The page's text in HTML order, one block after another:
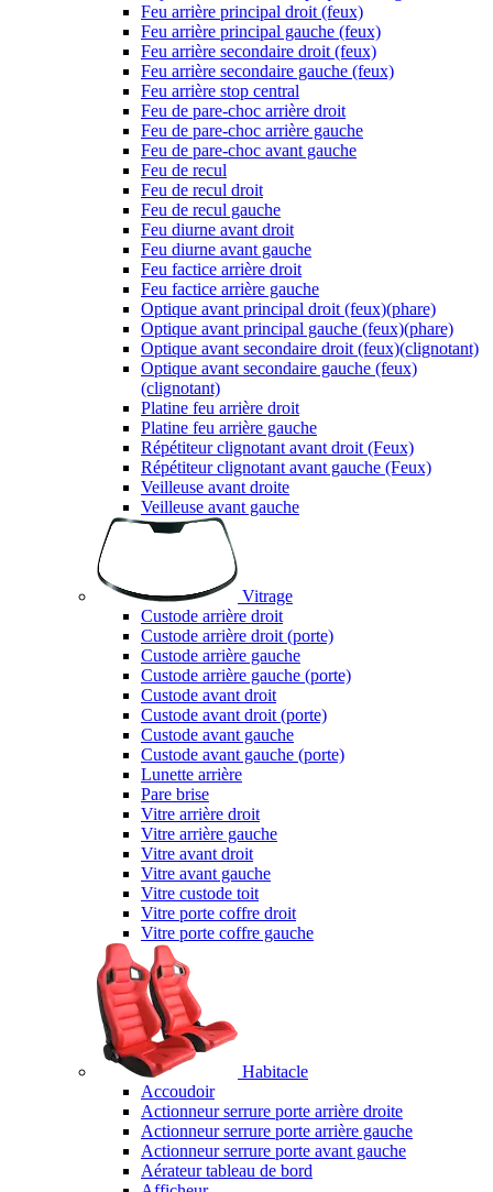
Feu arrière principal droit (feux)
Feu arrière principal gauche (feux)
Feu arrière secondaire droit (feux)
Feu arrière secondaire gauche (feux)
Feu arrière stop central
Feu de pare-choc arrière droit
Feu de pare-choc arrière gauche
Feu de pare-choc avant gauche
Feu de recul
Feu de recul droit
Feu de recul gauche
Feu diurne avant droit
Feu diurne avant gauche
Feu factice arrière droit
Feu factice arrière gauche
Optique avant principal droit (feux)(phare)
Optique avant principal gauche (feux)(phare)
Optique avant secondaire droit (feux)(clignotant)
Optique avant secondaire gauche (feux)
(clignotant)
Platine feu arrière droit
Platine feu arrière gauche
Répétiteur clignotant avant droit (Feux)
Répétiteur clignotant avant gauche (Feux)
Veilleuse avant droite
Veilleuse avant gauche
Vitrage
Custode arrière droit
Custode arrière droit (porte)
Custode arrière gauche
Custode arrière gauche (porte)
Custode avant droit
Custode avant droit (porte)
Custode avant gauche
Custode avant gauche (porte)
Lunette arrière
Pare brise
Vitre arrière droit
Vitre arrière gauche
Vitre avant droit
Vitre avant gauche
Vitre custode toit
Vitre porte coffre droit
Vitre porte coffre gauche
Habitacle
Accoudoir
Actionneur serrure porte arrière droite
Actionneur serrure porte arrière gauche
Actionneur serrure porte avant gauche
Aérateur tableau de bord